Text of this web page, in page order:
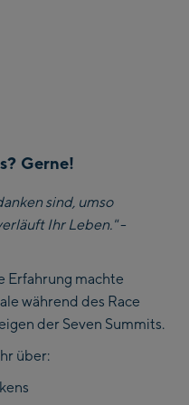
Gerne!
sind, umso
Ihr Leben."-
Erfahrung machte
während des Race
der Seven Summits.
über: